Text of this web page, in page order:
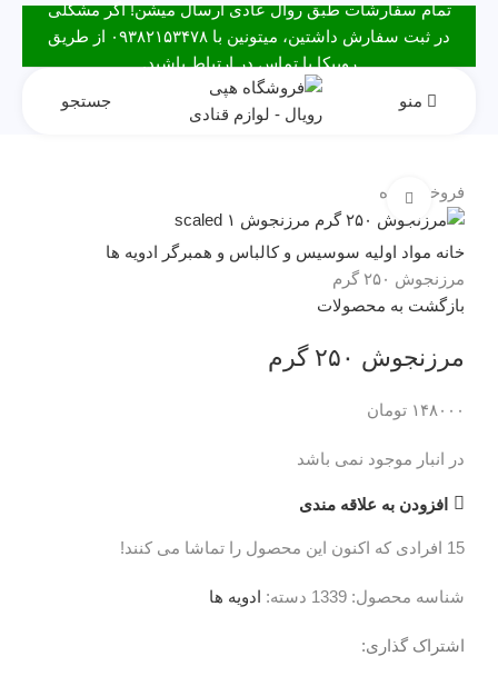
تمام سفارشات طبق روال عادی ارسال میشن! اگر مشکلی
در ثبت سفارش داشتین، میتونین با ۰۹۳۸۲۱۵۳۴۷۸ از طریق
روبیکا یا تماس در ارتباط باشید.
منو جستجو
فروخته شدهبرای بزرگنمایی کلیک کنید
خانه مواد اولیه سوسیس و کالباس و همبرگر ادویه ها
مرزنجوش ۲۵۰ گرم
بازگشت به محصولات
مرزنجوش ۲۵۰ گرم
۱۴۸۰۰۰ تومان
در انبار موجود نمی باشد
افزودن به علاقه مندی
15 افرادی که اکنون این محصول را تماشا می کنند!
شناسه محصول: 1339 دسته: ادویه ها
اشتراک گذاری: